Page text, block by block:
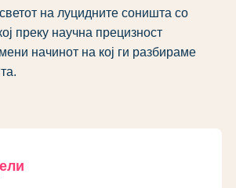
на луцидните соништа со
преку научна прецизност
начинот на кој ги разбираме